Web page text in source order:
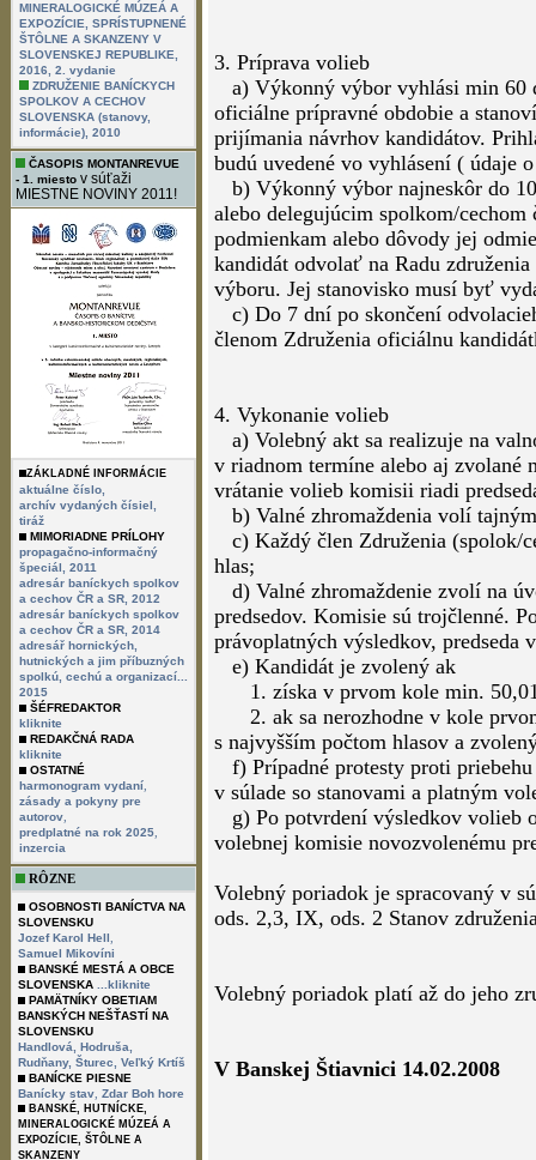
MINERALOGICKÉ MÚZEÁ A
EXPOZÍCIE, SPRÍSTUPNENÉ
ŠTÔLNE A SKANZENY V
SLOVENSKEJ REPUBLIKE,
2016, 2. vydanie
ZDRUŽENIE BANÍCKYCH
SPOLKOV A CECHOV
SLOVENSKA (stanovy,
informácie), 2010
ČASOPIS MONTANREVUE
- 1. miesto v súťaži
MIESTNE NOVINY 2011!
ZÁKLADNÉ INFORMÁCIE
aktuálne číslo,
archív vydaných čísiel,
tiráž
MIMORIADNE PRÍLOHY
propagačno-informačný
špeciál, 2011
adresár baníckych spolkov
a cechov ČR a SR, 2012
adresár baníckych spolkov
a cechov ČR a SR, 2014
adresář hornických,
hutnických a jim příbuzných
spolkú, cechú a organizací...
2015
ŠÉFREDAKTOR
kliknite
REDAKČNÁ RADA
kliknite
OSTATNÉ
harmonogram vydaní
zásady a pokyny pre
autorov
predplatné na rok 2025
inzercia
RÔZNE
OSOBNOSTI BANÍCTVA NA
SLOVENSKU
Jozef Karol Hell
Samuel Mikovíni
BANSKÉ MESTÁ A OBCE
SLOVENSKA
...kliknite
PAMÄTNÍKY OBETIAM
BANSKÝCH NEŠŤASTÍ NA
SLOVENSKU
Handlová,
Hodruša,
Rudňany, Šturec,
Veľký Krtíš
BANÍCKE PIESNE
Banícky stav Zdar Boh hore
BANSKÉ, HUTNÍCKE,
MINERALOGICKÉ MÚZEÁ A
EXPOZÍCIE, ŠTÔLNE A
SKANZENY
3. Príprava volieb
a) Výkonný výbor vyhlási min 60
oficiálne prípravné obdobie a
prijímania návrhov kandidátov.
budú uvedené vo vyhlásení ( údaje
b) Výkonný výbor najneskôr do
alebo delegujúcim spolkom/
podmienkam alebo dôvody jej
kandidát odvolať na Radu
výboru. Jej stanovisko musí byť
c) Do 7 dní po skončení
členom Združenia oficiálnu
4. Vykonanie volieb
a) Volebný akt sa realizuje na
v riadnom termíne alebo aj zvolané
vrátanie volieb komisii riadi
b) Valné zhromaždenia volí
c) Každý člen Združenia (spolok/
hlas;
d) Valné zhromaždenie zvolí na
predsedov. Komisie sú trojčlenné.
právoplatných výsledkov, predseda
e) Kandidát je zvolený ak
1. získa v prvom kole min.
2. ak sa nerozhodne v kole
s najvyšším počtom hlasov a
f) Prípadné protesty proti
v súlade so stanovami a platným
g) Po potvrdení výsledkov volieb
volebnej komisie novozvolenému
Volebný poriadok je spracovaný v
ods. 2,3, IX, ods. 2 Stanov
Volebný poriadok platí až do jeho
V Banskej Štiavnici 14.02.2008